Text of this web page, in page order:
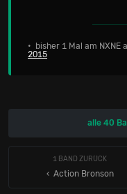
• bisher 1 Mal am NXNE
2015
alle 40
1 BAND ZURÜCK
‹ Action Bronson